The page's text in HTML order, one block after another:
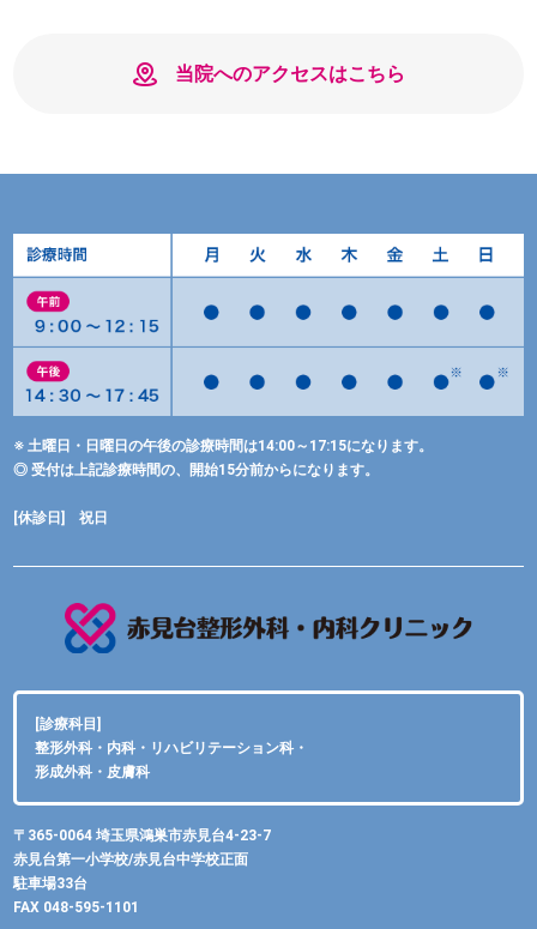
当院へのアクセスはこちら
※ 土曜日・日曜日の午後の診療時間は14:00～17:15になります。
◎ 受付は上記診療時間の、開始15分前からになります。
[休診日] 祝日
[診療科目]
整形外科・内科・リハビリテーション科・
形成外科・皮膚科
〒365-0064 埼玉県鴻巣市赤見台4-23-7
赤見台第一小学校/赤見台中学校正面
駐車場33台
FAX 048-595-1101